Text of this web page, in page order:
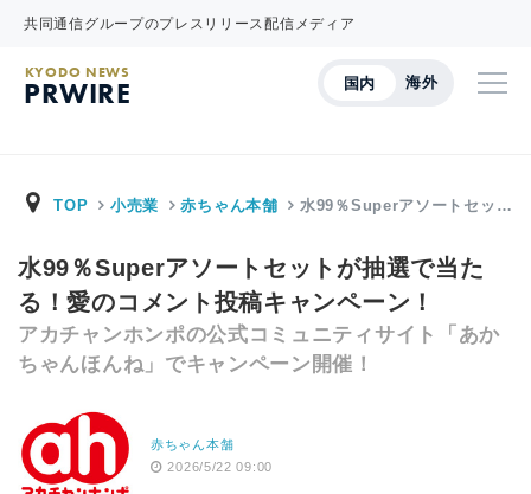
共同通信グループのプレスリリース配信メディア
国内 海外
KYODO NEWS
PRWIRE
TOP 小売業 赤ちゃん本舗 水99％Superアソートセッ…
水99％Superアソートセットが抽選で当た
る！愛のコメント投稿キャンペーン！
アカチャンホンポの公式コミュニティサイト「あか
ちゃんほんね」でキャンペーン開催！
赤ちゃん本舗
2026/5/22 09:00